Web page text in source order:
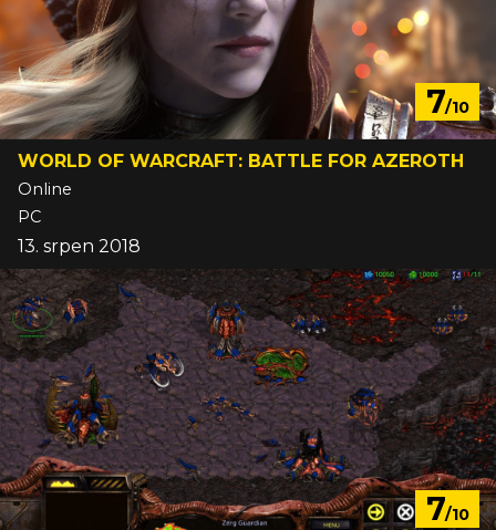
7/10
WORLD OF WARCRAFT: BATTLE FOR AZEROTH
Online
PC
13. srpen 2018
7/10